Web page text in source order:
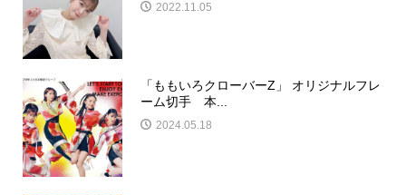
2022.11.05
「ももいろクローバーZ」 オリジナルフレ
ーム切手 本...
2024.05.18